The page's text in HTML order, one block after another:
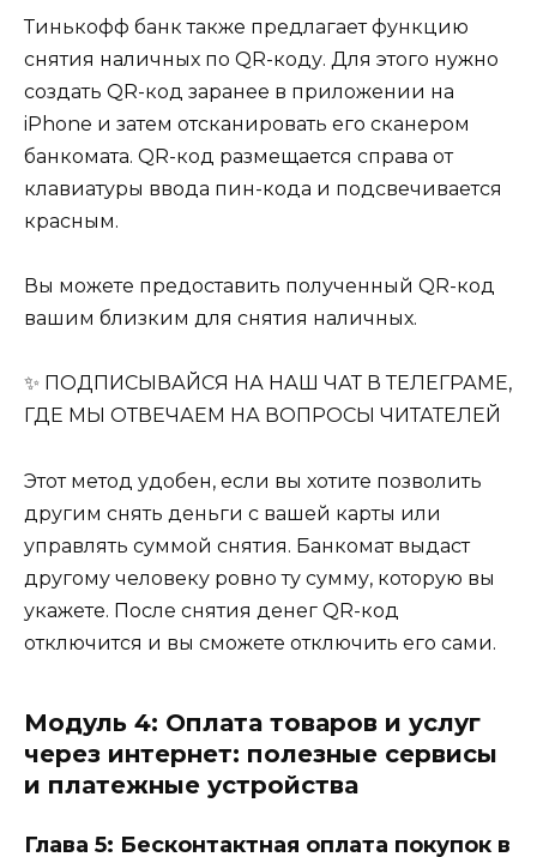
Тинькофф банк также предлагает функцию
снятия наличных по QR-коду. Для этого нужно
создать QR-код заранее в приложении на
iPhone и затем отсканировать его сканером
банкомата. QR-код размещается справа от
клавиатуры ввода пин-кода и подсвечивается
красным.
Вы можете предоставить полученный QR-код
вашим близким для снятия наличных.
✨ ПОДПИСЫВАЙСЯ НА НАШ ЧАТ В ТЕЛЕГРАМЕ,
ГДЕ МЫ ОТВЕЧАЕМ НА ВОПРОСЫ ЧИТАТЕЛЕЙ
Этот метод удобен, если вы хотите позволить
другим снять деньги с вашей карты или
управлять суммой снятия. Банкомат выдаст
другому человеку ровно ту сумму, которую вы
укажете. После снятия денег QR-код
отключится и вы сможете отключить его сами.
Модуль 4: Оплата товаров и услуг
через интернет: полезные сервисы
и платежные устройства
Глава 5: Бесконтактная оплата покупок в